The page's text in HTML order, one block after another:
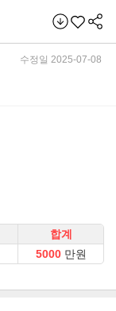
수정일 2025-07-08
합계
만원